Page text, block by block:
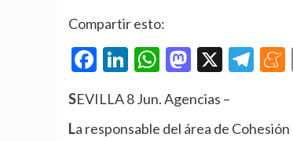
Compartir esto:
Facebook
LinkedIn
WhatsApp
X
SEVILLA 8 Jun. Agencias –
La responsable del área de Cohesión Territorial de la Diputación de Sevilla, Teresa Jiménez, ha